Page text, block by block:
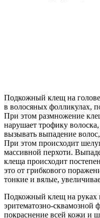
Подкожный клещ на
в волосяных фолликулах,
При этом размножение
нарушает трофику
вызывать выпадение
При этом происходит
массивной перхоти.
клеща происходит
это от грибкового
тонкие и вялые,
Подкожный клещ на руках
эритематозно-сквамозной
покраснение всей кожи и